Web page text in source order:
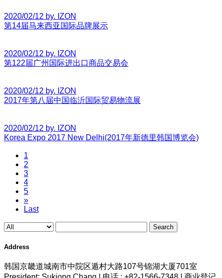
2020/02/12 by. IZON
第14届马来西亚国际品牌展示
2020/02/12 by. IZON
第122届广州国际进出口商品交易会
2020/02/12 by. IZON
2017年第八届中国临沂国际贸易物流展
2020/02/12 by. IZON
Korea Expo 2017 New Delhi(2017年新德里韩国博览会)
1
2
3
4
5
»
Last
Search
Address
韩国京畿道城南市中院区遁村大路107号锦湖大厦701室